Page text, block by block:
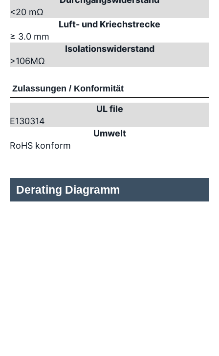
<20 mΩ
Luft- und Kriechstrecke
≥ 3.0 mm
Isolationswiderstand
>106MΩ
Zulassungen / Konformität
UL file
E130314
Umwelt
RoHS konform
Derating Diagramm